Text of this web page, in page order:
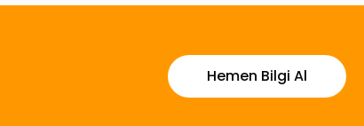
Hemen Bilgi Al